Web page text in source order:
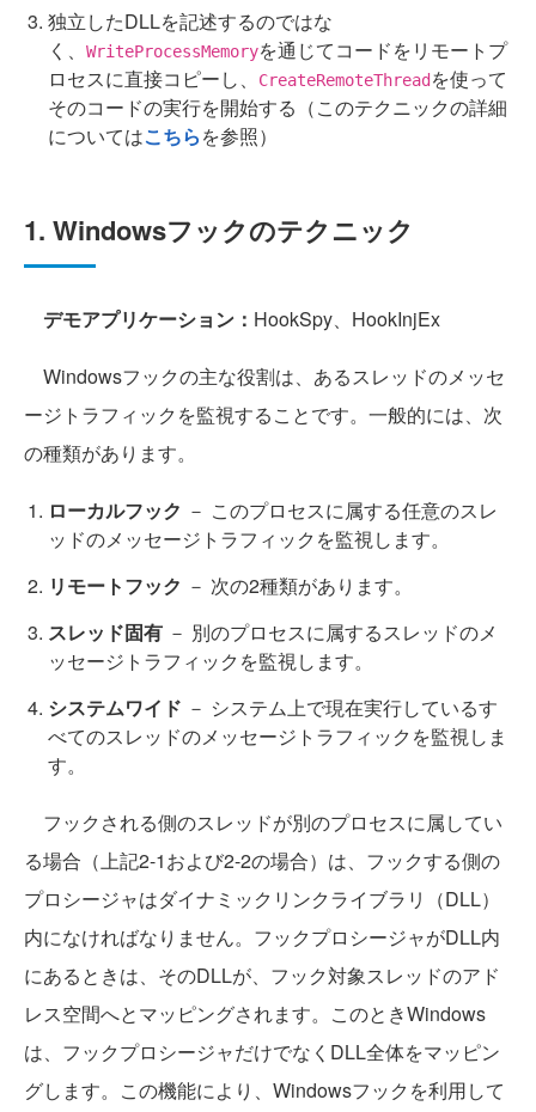
独立したDLLを記述するのではな
く、
WriteProcessMemoryを通じてコードをリモートプ
ロセスに直接コピーし、
CreateRemoteThread を使って
そのコードの実行を開始する（このテクニックの詳細
についてはこちらを参照）
1. Windowsフックのテクニック
デモアプリケーション： HookSpy、HookInjEx
Windowsフックの主な役割は、あるスレッドのメッセ
ージトラフィックを監視することです。一般的には、次
の種類があります。
ローカルフック － このプロセスに属する任意のスレ
ッドのメッセージトラフィックを監視します。
リモートフック － 次の2種類があります。
スレッド固有 － 別のプロセスに属するスレッドのメ
ッセージトラフィックを監視します。
システムワイド － システム上で現在実行しているす
べてのスレッドのメッセージトラフィックを監視しま
す。
フックされる側のスレッドが別のプロセスに属してい
る場合（上記2-1および2-2の場合）は、フックする側の
プロシージャはダイナミックリンクライブラリ（DLL）
内になければなりません。フックプロシージャがDLL内
にあるときは、そのDLLが、フック対象スレッドのアド
レス空間へとマッピングされます。このときWindows
は、フックプロシージャだけでなくDLL全体をマッピン
グします。この機能により、Windowsフックを利用して